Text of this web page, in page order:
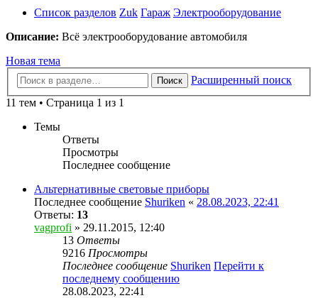
Список разделов Zuk Гараж Электрооборудование
Описание: Всё электрооборудование автомобиля
Новая тема
Поиск
Расширенный поиск
11 тем • Страница 1 из 1
Темы
Ответы
Просмотры
Последнее сообщение
Альтернативные световые приборы
Последнее сообщение Shuriken « 28.08.2023, 22:41
Ответы: 13
vagprofi » 29.11.2015, 12:40
13 Ответы
9216 Просмотры
Последнее сообщение Shuriken Перейти к
последнему сообщению
28.08.2023, 22:41